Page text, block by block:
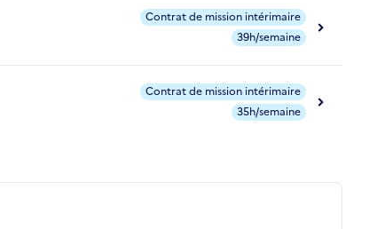
Contrat de mission intérimaire
39h/semaine
Contrat de mission intérimaire
35h/semaine